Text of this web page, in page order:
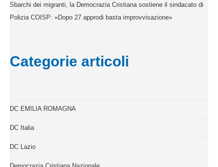
Sbarchi dei migranti, la Democrazia Cristiana sostiene il sindacato di
Polizia COISP: «Dopo 27 approdi basta improvvisazione»
Categorie articoli
DC EMILIA ROMAGNA
DC Italia
DC Lazio